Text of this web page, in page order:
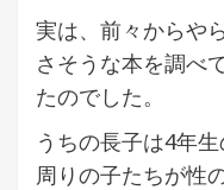
実は、前々からや
さそうな本を調べ
たのでした。
うちの長子は4年
周りの子たちが性